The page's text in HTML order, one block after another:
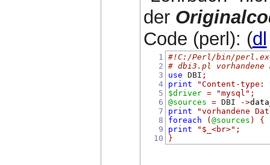
der
Code (perl): (dl
1
2
3
4
5
6
7
8
9
10
#!C:/Perl/bin/
# dbi3.pl vorhandene
use DBI ;
print
"Content-
$driver = "mysql" ;
@sources
= DBI ->
print
"vorhandene
foreach
(@sources )
{
print
"$_<br>" ;
}